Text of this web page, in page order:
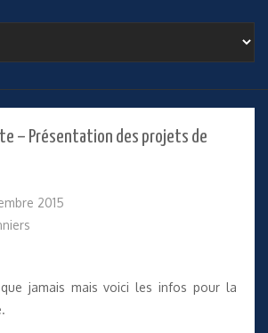
– Présentation des projets de
2015
jamais mais voici les infos pour la